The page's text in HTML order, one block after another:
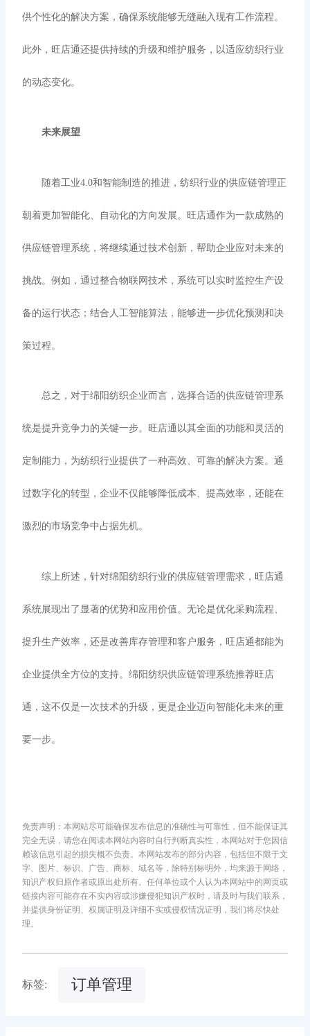
供个性化的解决方案，确保系统能够无缝融入现有工作流程。
此外，旺店通还提供持续的升级和维护服务，以适应纺织行业
的动态变化。
未来展望
随着工业4.0和智能制造的推进，纺织行业的供应链管理正
朝着更加智能化、自动化的方向发展。旺店通作为一款成熟的
供应链管理系统，将继续通过技术创新，帮助企业应对未来的
挑战。例如，通过整合物联网技术，系统可以实时监控生产设
备的运行状态；结合人工智能算法，能够进一步优化预测和决
策过程。
总之，对于绵阳纺织企业而言，选择合适的供应链管理系
统是提升竞争力的关键一步。旺店通以其全面的功能和灵活的
定制能力，为纺织行业提供了一种高效、可靠的解决方案。通
过数字化的转型，企业不仅能够降低成本、提高效率，还能在
激烈的市场竞争中占据先机。
综上所述，针对绵阳纺织行业的供应链管理需求，旺店通
系统展现出了显著的优势和应用价值。无论是优化采购流程、
提升生产效率，还是改善库存管理和客户服务，旺店通都能为
企业提供全方位的支持。绵阳纺织供应链管理系统推荐旺店
通，这不仅是一次技术的升级，更是企业迈向智能化未来的重
要一步。
免责声明：本网站尽可能确保发布信息的准确性与可靠性，但不能保证其
完全无误，请您在阅读本网站内容时自行判断真实性，本网站对于您因信
赖该信息引起的损失概不负责。本网站发布的部分内容，包括但不限于文
字、图片、标识、广告、商标、域名等，除特别标明外，均来源于网络，
知识产权归原作者或原出处所有。任何单位或个人认为本网站中的网页或
链接内容可能存在不实内容或涉嫌侵犯知识产权时，请及时与我们联系，
并提供身份证明、权属证明及详细不实或侵权情况证明，我们将尽快处
理。
标签: 订单管理